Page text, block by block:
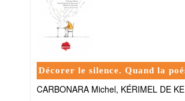
Décorer le silence. Quand la
CARBONARA Michel, KÉRIMEL DE